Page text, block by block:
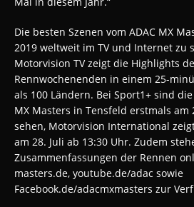
Die besten Szenen vom ADAC MX
2019 weltweit im TV und Internet zu
Motorvision TV zeigt die Highlights
Rennwochenenden in einem 25-
als 100 Ländern. Bei Sport1+ sind
MX Masters in Tensfeld erstmals am
sehen, Motorvision International
am 28. Juli ab 13:30 Uhr. Zudem
Zusammenfassungen der Rennen
masters.de, youtube.de/adac sowie
Facebook.de/adacmxmasters zur